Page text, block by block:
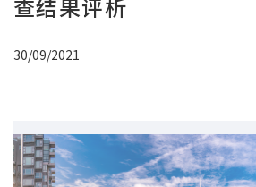
免费开户转介服务
查结果评析
30/09/2021